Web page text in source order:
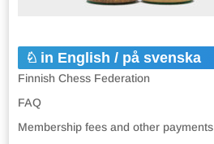
in English / på svenska
Finnish Chess Federation
FAQ
Membership fees and other payments